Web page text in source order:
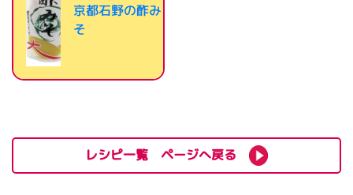
京都石野の酢み
そ
レシピ一覧 ページへ戻る